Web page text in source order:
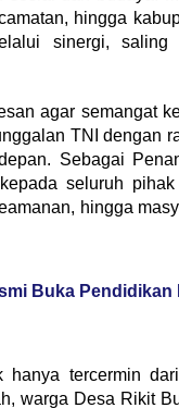
hingga
sinergi, saling
agar semangat
TNI dengan
Sebagai
seluruh
hingga
Buka
hanya tercermin
warga Desa Rikit